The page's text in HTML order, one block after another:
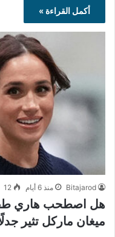
أكمل القراءة »
Bitajarod منذ 6 أيام 12
هل اصطحب هاري
ميغان ماركل تثير